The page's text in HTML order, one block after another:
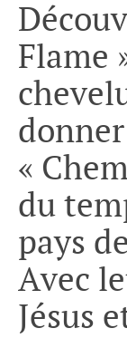
Flame
«
du
pays
Avec
Jésus